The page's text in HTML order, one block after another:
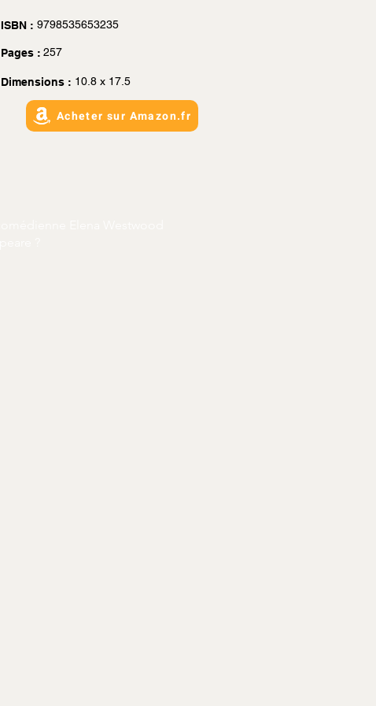
ISBN : 9798535653235
Pages : 257
Dimensions : 10.8 x 17.5
Acheter sur Amazon.fr